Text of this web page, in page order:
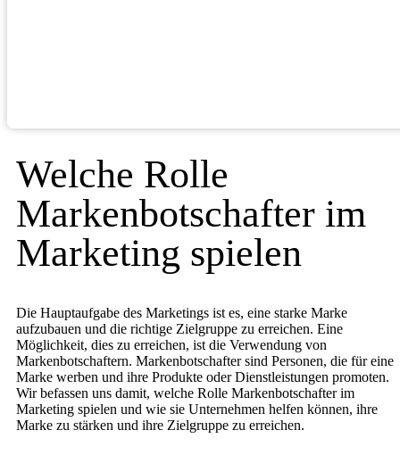
Welche Rolle
Markenbotschafter im
Marketing spielen
Die Hauptaufgabe des Marketings ist es, eine starke Marke
aufzubauen und die richtige Zielgruppe zu erreichen. Eine
Möglichkeit, dies zu erreichen, ist die Verwendung von
Markenbotschaftern. Markenbotschafter sind Personen, die für eine
Marke werben und ihre Produkte oder Dienstleistungen promoten.
Wir befassen uns damit, welche Rolle Markenbotschafter im
Marketing spielen und wie sie Unternehmen helfen können, ihre
Marke zu stärken und ihre Zielgruppe zu erreichen.